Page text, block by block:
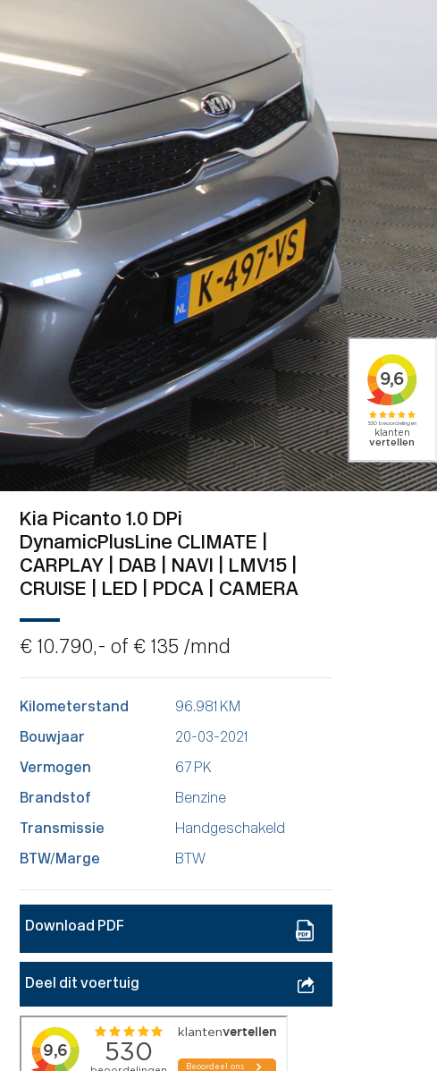
Kia Picanto 1.0 DPi
DynamicPlusLine CLIMATE |
CARPLAY | DAB | NAVI | LMV15 |
CRUISE | LED | PDCA | CAMERA
€ 10.790,- of € 135 /mnd
Kilometerstand 96.981 KM
Bouwjaar 20-03-2021
Vermogen 67 PK
Brandstof Benzine
Transmissie Handgeschakeld
BTW/Marge BTW
Download PDF
Deel dit voertuig